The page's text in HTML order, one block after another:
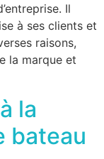
Il
à ses clients et
raisons,
la marque et
la
bateau